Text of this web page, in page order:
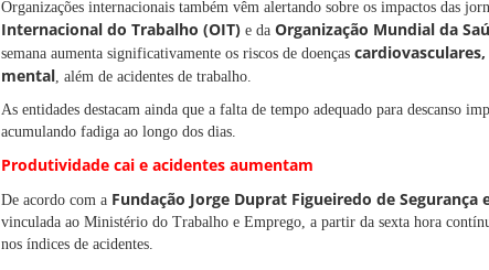
Organizações internacionais também vêm alertando sobre os impactos das
Internacional do Trabalho (OIT) e da Organização Mundial da
semana aumenta significativamente os riscos de doenças
mental, além de acidentes de trabalho.
As entidades destacam ainda que a falta de tempo adequado para descanso
acumulando fadiga ao longo dos dias.
Produtividade cai e acidentes aumentam
De acordo com a Fundação Jorge Duprat Figueiredo de
vinculada ao Ministério do Trabalho e Emprego, a partir da sexta hora
nos índices de acidentes.